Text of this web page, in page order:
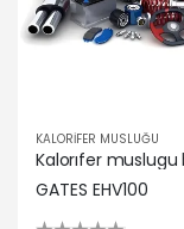
KALORİFER MUSLUĞU
GATES EHV100